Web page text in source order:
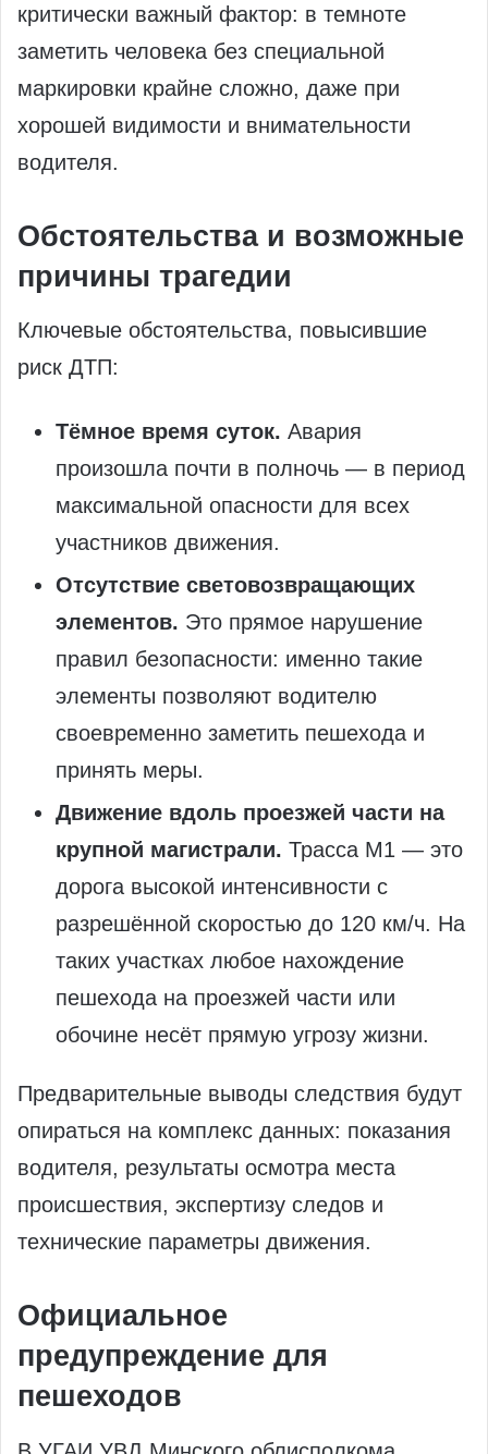
критически важный фактор: в темноте
заметить человека без специальной
маркировки крайне сложно, даже при
хорошей видимости и внимательности
водителя.
Обстоятельства и возможные
причины трагедии
Ключевые обстоятельства, повысившие
риск ДТП:
Тёмное время суток. Авария
произошла почти в полночь — в период
максимальной опасности для всех
участников движения.
Отсутствие световозвращающих
элементов. Это прямое нарушение
правил безопасности: именно такие
элементы позволяют водителю
своевременно заметить пешехода и
принять меры.
Движение вдоль проезжей части на
крупной магистрали. Трасса М1 — это
дорога высокой интенсивности с
разрешённой скоростью до 120 км/ч. На
таких участках любое нахождение
пешехода на проезжей части или
обочине несёт прямую угрозу жизни.
Предварительные выводы следствия будут
опираться на комплекс данных: показания
водителя, результаты осмотра места
происшествия, экспертизу следов и
технические параметры движения.
Официальное
предупреждение для
пешеходов